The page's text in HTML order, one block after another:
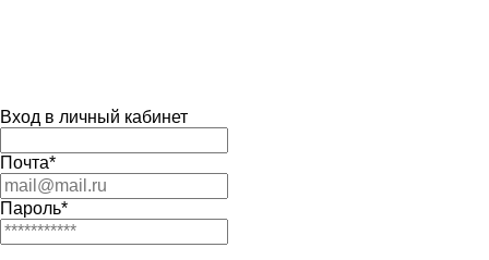
Вход в личный кабинет
Почта*
Пароль*